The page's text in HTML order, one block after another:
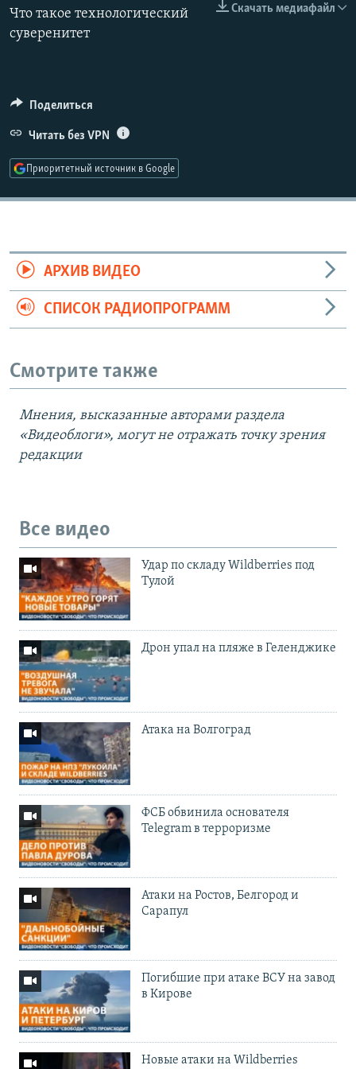
РАСПИСАНИЕ ВЕЩАНИЯ
ПОДПИШИТЕСЬ НА РАССЫЛКУ
Все сайты РСЕ/РС
Скачать медиафайл
Что такое технологический
суверенитет
Поделиться
Читать без VPN
Приоритетный источник в Google
АРХИВ ВИДЕО
СПИСОК РАДИОПРОГРАММ
Смотрите также
Мнения, высказанные авторами раздела
«Видеоблоги», могут не отражать точку зрения
редакции
Все видео
Удар по складу Wildberries под
Тулой
Дрон упал на пляже в Геленджике
Атака на Волгоград
ФСБ обвинила основателя
Telegram в терроризме
Атаки на Ростов, Белгород и
Сарапул
Погибшие при атаке ВСУ на завод
в Кирове
Новые атаки на Wildberries